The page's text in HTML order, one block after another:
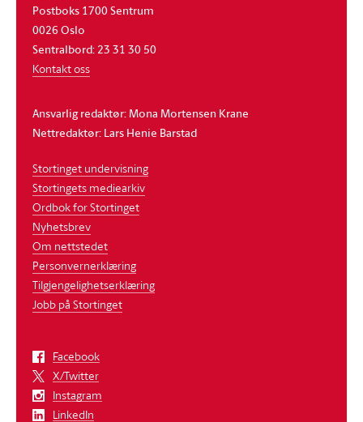
Postboks 1700 Sentrum
0026 Oslo
Sentralbord: 23 31 30 50
Kontakt oss
Ansvarlig redaktør: Mona Mortensen Krane
Nettredaktør: Lars Henie Barstad
Stortinget undervisning
Stortingets mediearkiv
Ordbok for Stortinget
Nyhetsbrev
Om nettstedet
Personvernerklæring
Tilgjengelighetserklæring
Jobb på Stortinget
Facebook
X/Twitter
Instagram
LinkedIn